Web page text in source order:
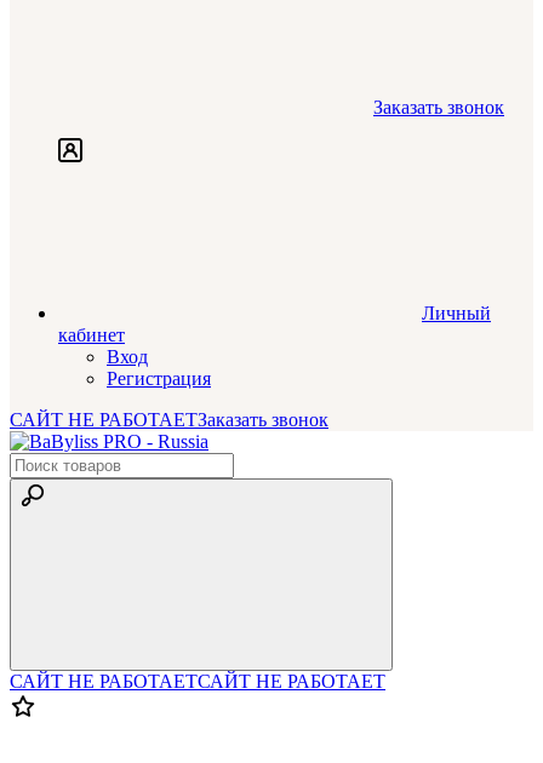
Заказать звонок
Личный
кабинет
Вход
Регистрация
САЙТ НЕ РАБОТАЕТЗаказать звонок
САЙТ НЕ РАБОТАЕТСАЙТ НЕ РАБОТАЕТ